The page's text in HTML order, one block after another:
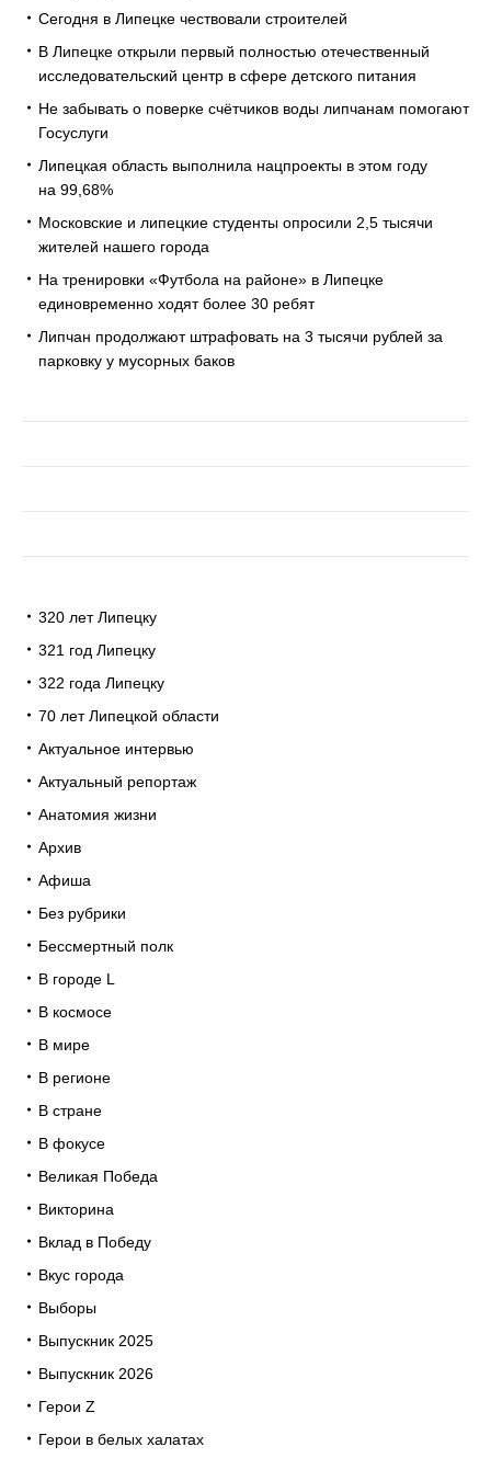
Сегодня в Липецке чествовали строителей
В Липецке открыли первый полностью отечественный
исследовательский центр в сфере детского питания
Не забывать о поверке счётчиков воды липчанам помогают
Госуслуги
Липецкая область выполнила нацпроекты в этом году
на 99,68%
Московские и липецкие студенты опросили 2,5 тысячи
жителей нашего города
На тренировки «Футбола на районе» в Липецке
единовременно ходят более 30 ребят
Липчан продолжают штрафовать на 3 тысячи рублей за
парковку у мусорных баков
320 лет Липецку
321 год Липецку
322 года Липецку
70 лет Липецкой области
Актуальное интервью
Актуальный репортаж
Анатомия жизни
Архив
Афиша
Без рубрики
Бессмертный полк
В городе L
В космосе
В мире
В регионе
В стране
В фокусе
Великая Победа
Викторина
Вклад в Победу
Вкус города
Выборы
Выпускник 2025
Выпускник 2026
Герои Z
Герои в белых халатах